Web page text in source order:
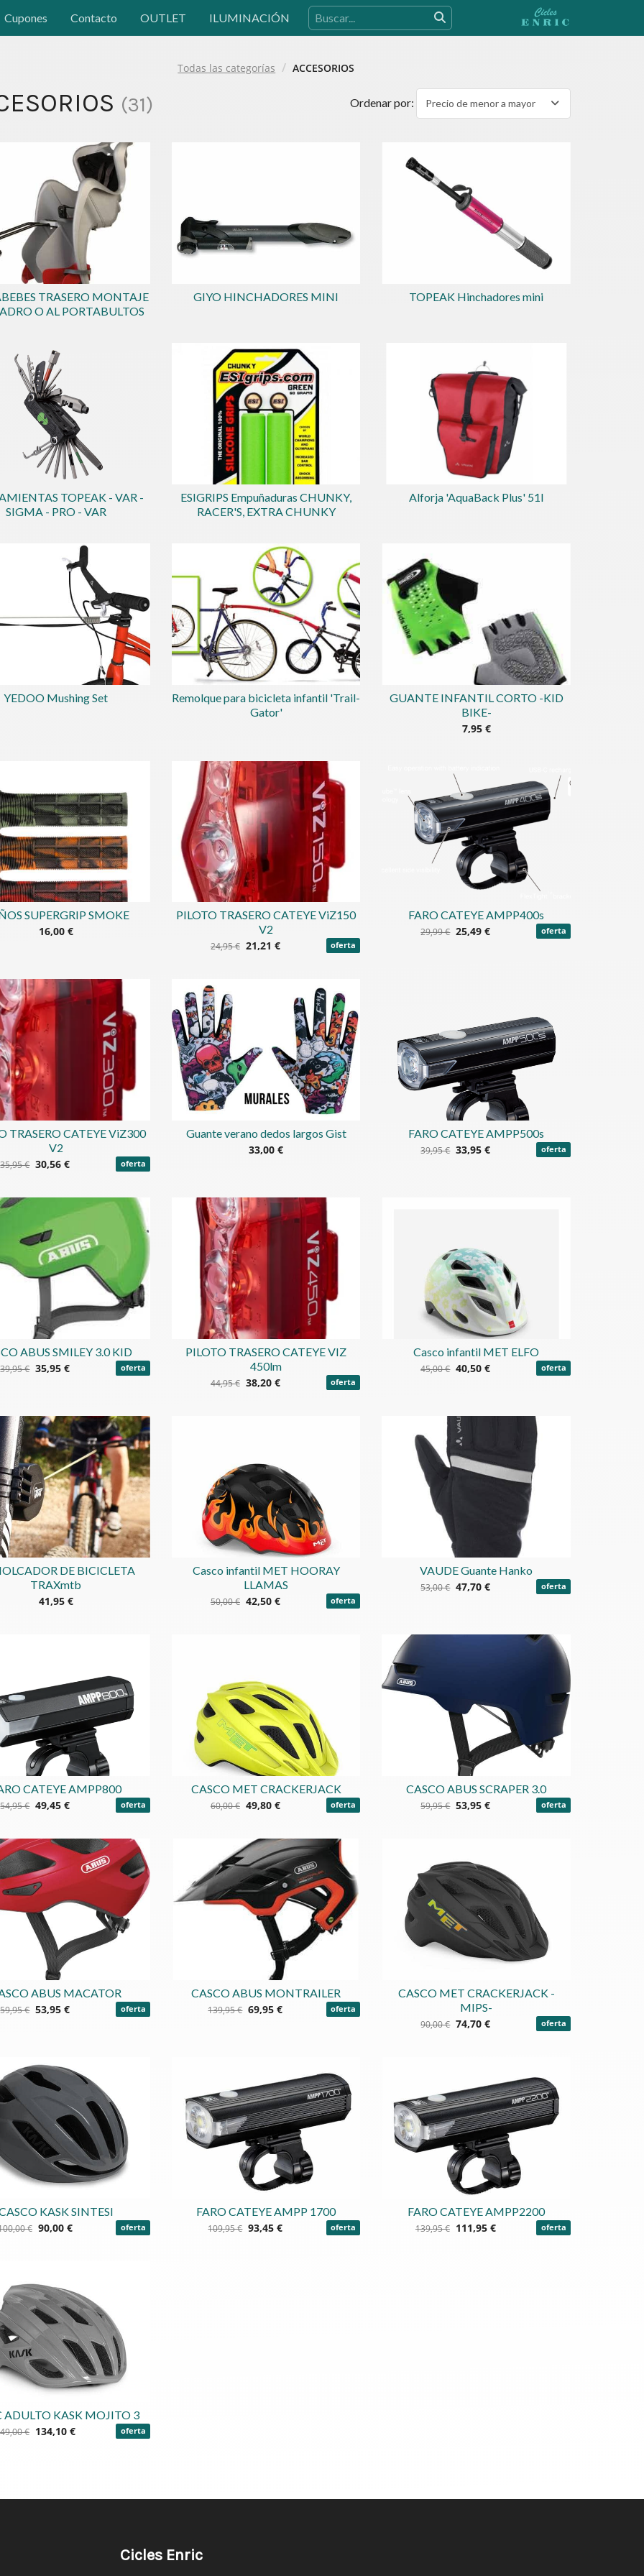
Cupones Contacto OUTLET ILUMINACIÓN
Todas las categorías ACCESORIOS
(31) Ordenar por: Precio de menor a mayor
TRASERO MONTAJE
O AL PORTABULTOS
GIYO HINCHADORES MINI TOPEAK Hinchadores mini
TOPEAK - VAR -
SIGMA - PRO - VAR
ESIGRIPS Empuñaduras CHUNKY,
RACER'S, EXTRA CHUNKY
Alforja 'AquaBack Plus' 51l
YEDOO Mushing Set
Remolque para bicicleta infantil 'Trail-
Gator'
GUANTE INFANTIL CORTO -KID
BIKE-
7,95 €
SUPERGRIP SMOKE
16,00 €
PILOTO TRASERO CATEYE ViZ150
V2
24,95 € 21,21 € oferta
FARO CATEYE AMPP400s
29,99 € 25,49 € oferta
TRASERO CATEYE ViZ300
V2
35,95 € 30,56 € oferta
Guante verano dedos largos Gist
33,00 €
FARO CATEYE AMPP500s
39,95 € 33,95 € oferta
ABUS SMILEY 3.0 KID
39,95 € 35,95 € oferta
PILOTO TRASERO CATEYE VIZ
450lm
44,95 € 38,20 € oferta
Casco infantil MET ELFO
45,00 € 40,50 € oferta
DE BICICLETA
TRAXmtb
41,95 €
Casco infantil MET HOORAY
LLAMAS
50,00 € 42,50 € oferta
VAUDE Guante Hanko
53,00 € 47,70 € oferta
CATEYE AMPP800
54,95 € 49,45 € oferta
CASCO MET CRACKERJACK
60,00 € 49,80 € oferta
CASCO ABUS SCRAPER 3.0
59,95 € 53,95 € oferta
ABUS MACATOR
59,95 € 53,95 € oferta
CASCO ABUS MONTRAILER
139,95 € 69,95 € oferta
CASCO MET CRACKERJACK -
MIPS-
90,00 € 74,70 € oferta
KASK SINTESI
€ 90,00 € oferta
FARO CATEYE AMPP 1700
109,95 € 93,45 € oferta
FARO CATEYE AMPP2200
139,95 € 111,95 € oferta
ADULTO KASK MOJITO 3
€ 134,10 € oferta
Cicles Enric